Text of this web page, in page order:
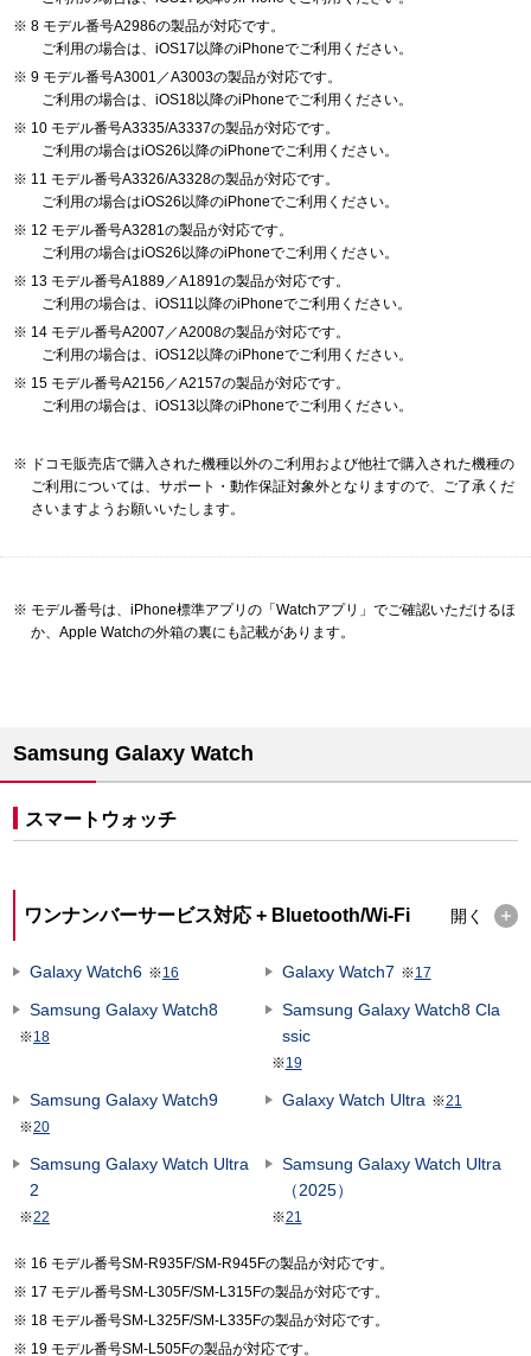
8 モデル番号A2986の製品が対応です。
ご利用の場合は、iOS17以降のiPhoneでご利用ください。
9 モデル番号A3001／A3003の製品が対応です。
ご利用の場合は、iOS18以降のiPhoneでご利用ください。
10 モデル番号A3335/A3337の製品が対応です。
ご利用の場合はiOS26以降のiPhoneでご利用ください。
11 モデル番号A3326/A3328の製品が対応です。
ご利用の場合はiOS26以降のiPhoneでご利用ください。
12 モデル番号A3281の製品が対応です。
ご利用の場合はiOS26以降のiPhoneでご利用ください。
13 モデル番号A1889／A1891の製品が対応です。
ご利用の場合は、iOS11以降のiPhoneでご利用ください。
14 モデル番号A2007／A2008の製品が対応です。
ご利用の場合は、iOS12以降のiPhoneでご利用ください。
15 モデル番号A2156／A2157の製品が対応です。
ご利用の場合は、iOS13以降のiPhoneでご利用ください。
ドコモ販売店で購入された機種以外のご利用および他社で購入された機種の
ご利用については、サポート・動作保証対象外となりますので、ご了承くだ
さいますようお願いいたします。
モデル番号は、iPhone標準アプリの「Watchアプリ」でご確認いただけるほ
か、Apple Watchの外箱の裏にも記載があります。
Samsung Galaxy Watch
スマートウォッチ
ワンナンバーサービス対応 + Bluetooth/Wi-Fi 開く
Galaxy Watch6 ※16 Galaxy Watch7 ※17
Samsung Galaxy Watch8
※18
Samsung Galaxy Watch8 Cla
ssic
※19
Samsung Galaxy Watch9
※20
Galaxy Watch Ultra ※21
Samsung Galaxy Watch Ultra
2
※22
Samsung Galaxy Watch Ultra
（2025）
※21
16 モデル番号SM-R935F/SM-R945Fの製品が対応です。
17 モデル番号SM-L305F/SM-L315Fの製品が対応です。
18 モデル番号SM-L325F/SM-L335Fの製品が対応です。
19 モデル番号SM-L505Fの製品が対応です。